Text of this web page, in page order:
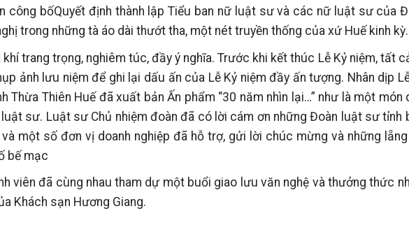
công bốQuyết định thành lập Tiểu ban nữ luật sư và các nữ luật sư của
trong những tà áo dài thướt tha, một nét truyền thống của xứ Huế kinh kỳ.
trang trọng, nghiêm túc, đầy ý nghĩa. Trước khi kết thúc Lễ Kỷ niệm, tất
ảnh lưu niệm để ghi lại dấu ấn của Lễ Kỷ niệm đầy ấn tượng. Nhân dịp
Thừa Thiên Huế đã xuất bản Ấn phẩm “30 năm nhìn lại…” như là một món
sư. Luật sư Chủ nhiệm đoàn đã có lời cám ơn những Đoàn luật sư tỉnh
một số đơn vị doanh nghiệp đã hỗ trợ, gửi lời chúc mừng và những
bế mạc
viên đã cùng nhau tham dự một buổi giao lưu văn nghệ và thưởng thức
Khách sạn Hương Giang.